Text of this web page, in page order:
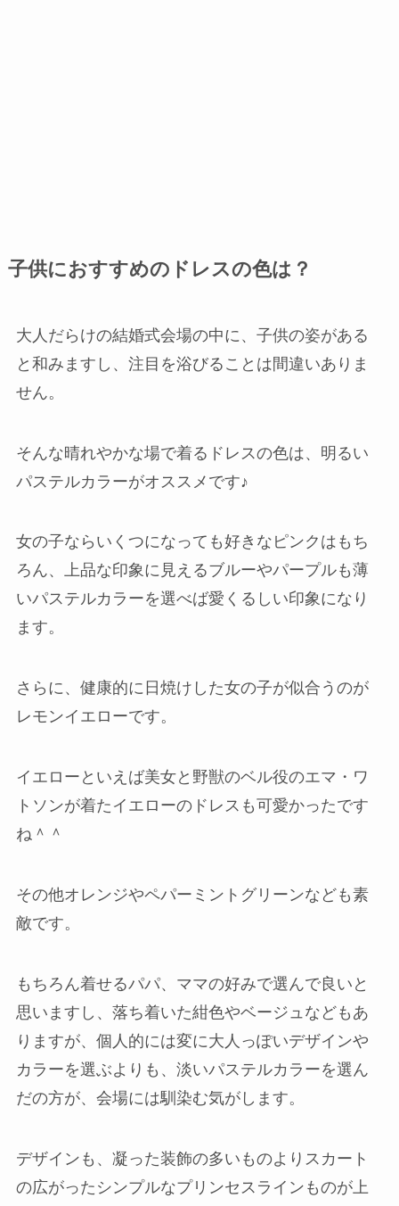
子供におすすめのドレスの色は？
大人だらけの結婚式会場の中に、子供の姿がある
と和みますし、注目を浴びることは間違いありま
せん。
そんな晴れやかな場で着るドレスの色は、明るい
パステルカラーがオススメです♪
女の子ならいくつになっても好きなピンクはもち
ろん、上品な印象に見えるブルーやパープルも薄
いパステルカラーを選べば愛くるしい印象になり
ます。
さらに、健康的に日焼けした女の子が似合うのが
レモンイエローです。
イエローといえば美女と野獣のベル役のエマ・ワ
トソンが着たイエローのドレスも可愛かったです
ね＾＾
その他オレンジやペパーミントグリーンなども素
敵です。
もちろん着せるパパ、ママの好みで選んで良いと
思いますし、落ち着いた紺色やベージュなどもあ
りますが、個人的には変に大人っぽいデザインや
カラーを選ぶよりも、淡いパステルカラーを選ん
だの方が、会場には馴染む気がします。
デザインも、凝った装飾の多いものよりスカート
の広がったシンプルなプリンセスラインものが上